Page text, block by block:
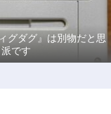
グダグ』は別物だと思
派です